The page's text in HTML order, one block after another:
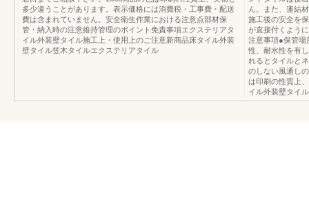
多少違うことがあります。表示価格には消費税・工事費・配送
費は含まれていません。安全衛生作業における注意点部材保
管・納入時の注意維持管理のポイント免責事項エクステリアタ
イル外装壁タイル施工上・使用上のご注意新商品床タイル外装
壁タイル笠木タイルエクステリアタイル
ん。また、連結
施工後の安全を
が直接付くよう
注意事項●保管場
性、耐水性を有
れるとタイルと
のしない風通し
は印刷の性質上
イル外装壁タイ